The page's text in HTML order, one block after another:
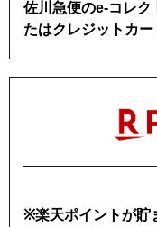
佐川急便のe-コレク
たはクレジットカー
※楽天ポイントが貯